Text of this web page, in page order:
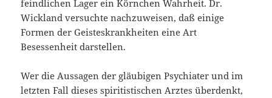
feindlichen Lager ein Körnchen Wahrheit. Dr.
Wickland versuchte nachzuweisen, daß einige
Formen der Geisteskrankheiten eine Art
Besessenheit darstellen.
Wer die Aussagen der gläubigen Psychiater und im
letzten Fall dieses spiritistischen Arztes überdenkt,